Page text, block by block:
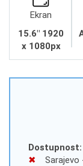
Ekran
15.6" 1920
x 1080px
Dostupnost:
Sarajevo